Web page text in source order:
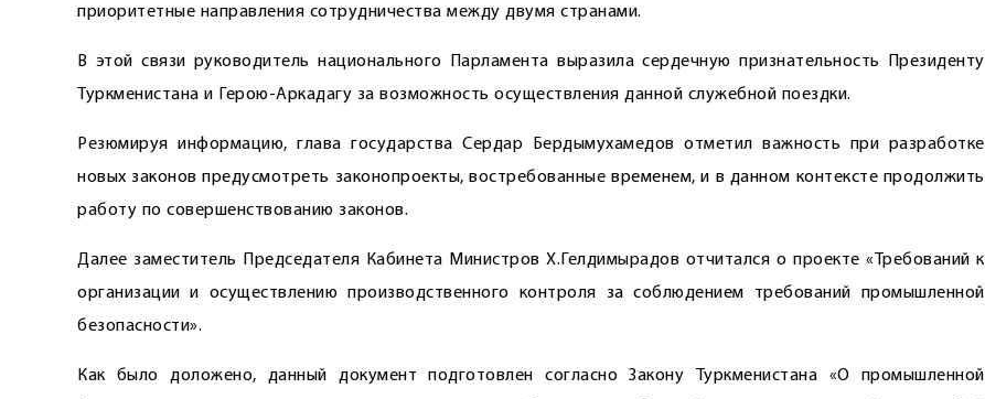
приоритетные направления сотрудничества между двумя странами.
В этой связи руководитель национального Парламента выразила сердечную признательность Президенту
Туркменистана и Герою-Аркадагу за возможность осуществления данной служебной поездки.
Резюмируя информацию, глава государства Сердар Бердымухамедов отметил важность при разработке
новых законов предусмотреть законопроекты, востребованные временем, и в данном контексте продолжить
работу по совершенствованию законов.
Далее заместитель Председателя Кабинета Министров Х.Гелдимырадов отчитался о проекте «Требований к
организации и осуществлению производственного контроля за соблюдением требований промышленной
безопасности».
Как было доложено, данный документ подготовлен согласно Закону Туркменистана «О промышленной